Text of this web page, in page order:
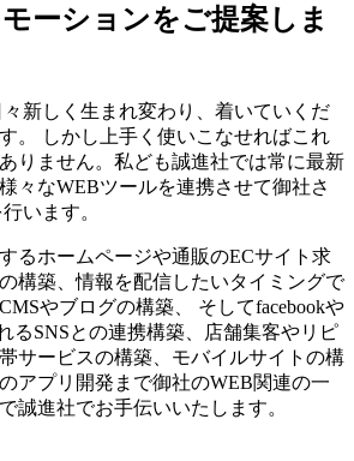
ーションをご提案しま
新しく生まれ変わり、着いていくだ
。 しかし上手く使いこなせればこれ
りません。私ども誠進社では常に最新
々なWEBツールを連携させて御社さ
います。
るホームページや通販のECサイト求
構築、情報を配信したいタイミングで
やブログの構築、 そしてfacebookや
るSNSとの連携構築、店舗集客やリピ
サービスの構築、モバイルサイトの構
アプリ開発まで御社のWEB関連の一
誠進社でお手伝いいたします。